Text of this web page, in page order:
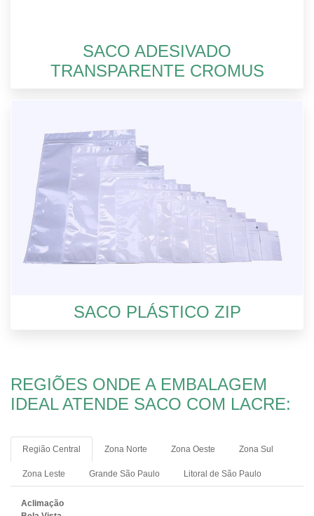
SACO ADESIVADO
TRANSPARENTE CROMUS
SACO PLÁSTICO ZIP
REGIÕES ONDE A EMBALAGEM
IDEAL ATENDE SACO COM LACRE:
Região Central Zona Norte Zona Oeste Zona Sul
Zona Leste Grande São Paulo Litoral de São Paulo
Aclimação